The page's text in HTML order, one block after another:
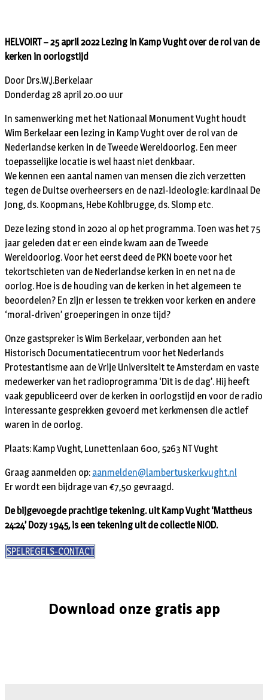
HELVOIRT – 25 april 2022 Lezing in Kamp Vught over de rol van de
kerken in oorlogstijd
Door Drs.W.J.Berkelaar
Donderdag 28 april 20.00 uur
In samenwerking met het Nationaal Monument Vught houdt
Wim Berkelaar een lezing in Kamp Vught over de rol van de
Nederlandse kerken in de Tweede Wereldoorlog. Een meer
toepasselijke locatie is wel haast niet denkbaar.
We kennen een aantal namen van mensen die zich verzetten
tegen de Duitse overheersers en de nazi-ideologie: kardinaal De
Jong, ds. Koopmans, Hebe Kohlbrugge, ds. Slomp etc.
Deze lezing stond in 2020 al op het programma. Toen was het 75
jaar geleden dat er een einde kwam aan de Tweede
Wereldoorlog. Voor het eerst deed de PKN boete voor het
tekortschieten van de Nederlandse kerken in en net na de
oorlog. Hoe is de houding van de kerken in het algemeen te
beoordelen? En zijn er lessen te trekken voor kerken en andere
‘moral-driven’ groeperingen in onze tijd?
Onze gastspreker is Wim Berkelaar, verbonden aan het
Historisch Documentatiecentrum voor het Nederlands
Protestantisme aan de Vrije Universiteit te Amsterdam en vaste
medewerker van het radioprogramma ‘Dit is de dag’. Hij heeft
vaak gepubliceerd over de kerken in oorlogstijd en voor de radio
interessante gesprekken gevoerd met kerkmensen die actief
waren in de oorlog.
Plaats: Kamp Vught, Lunettenlaan 600, 5263 NT Vught
Graag aanmelden op: aanmelden@lambertuskerkvught.nl
Er wordt een bijdrage van €7,50 gevraagd.
De bijgevoegde prachtige tekening. uit Kamp Vught ‘Mattheus
24:24’ Dozy 1945, is een tekening uit de collectie NIOD.
SPELREGELS-CONTACT
Download onze gratis app